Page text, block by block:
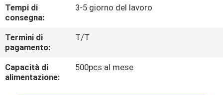
RICHIEDA
UNA
CITAZIONE
Tempi di
consegna:
3-5 giorno del lavoro
Termini di
pagamento:
T/T
Capacità di
alimentazione:
500pcs al mese